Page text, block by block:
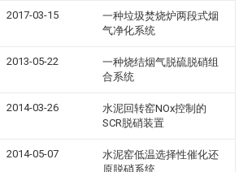
2017-03-15
一种垃圾焚烧炉两段式烟
气净化系统
2013-05-22
一种烧结烟气脱硫脱硝组
合系统
2014-03-26
水泥回转窑NOx控制的
SCR脱硝装置
2014-05-07
水泥窑低温选择性催化还
原脱硝系统